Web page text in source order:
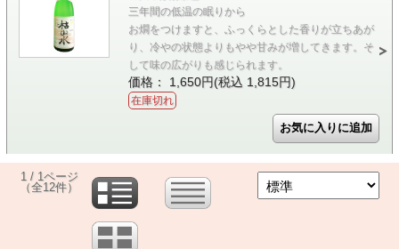
三年間の低温の眠りから
お燗をつけますと、ふっくらとした香りが立ちあが
り、冷やの状態よりもやや甘みが増してきます。そ
して味の広がりも感じられます。
価格： 1,650円(税込 1,815円)
在庫切れ
1 / 1ページ
（全12件）